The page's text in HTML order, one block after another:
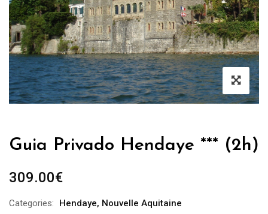
Guia Privado Hendaye *** (2h)
309.00€
Categories: Hendaye, Nouvelle Aquitaine